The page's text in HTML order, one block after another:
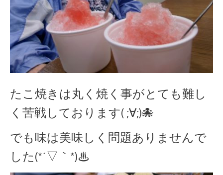
たこ焼きは丸く焼く事がとても難し
く苦戦しております( ;∀;)🐙
でも味は美味しく問題ありませんで
した(*´▽｀*)♨